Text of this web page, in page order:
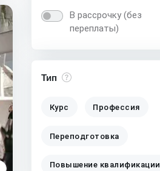
В рассрочку (без
переплаты)
Тип
Курс Профессия
Переподготовка
Повышение квалификации